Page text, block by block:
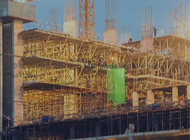
© 2020Anadolutech Mühendislik. Tüm hakları
saklıdır.